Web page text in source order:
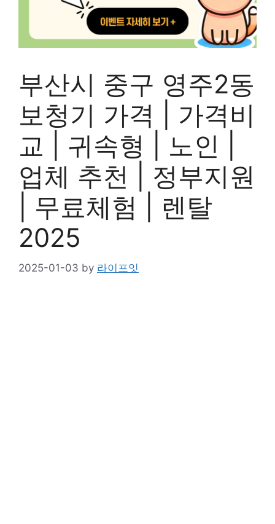
부산시 중구 영주2동
보청기 가격 | 가격비
교 | 귀속형 | 노인 |
업체 추천 | 정부지원
| 무료체험 | 렌탈
2025
2025-01-03 by 라이프잇